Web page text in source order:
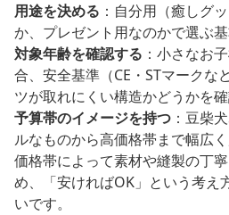
用途を決める ：自分用（癒しグ
か、プレゼント用なのかで選ぶ基
対象年齢を確認する ：小さなお
合、安全基準（CE・STマークな
ツが取れにくい構造かどうかを
予算帯のイメージを持つ ：豆柴
ルなものから高価格帯まで幅広く
価格帯によって素材や縫製の丁
め、「安ければOK」という考え
いです。